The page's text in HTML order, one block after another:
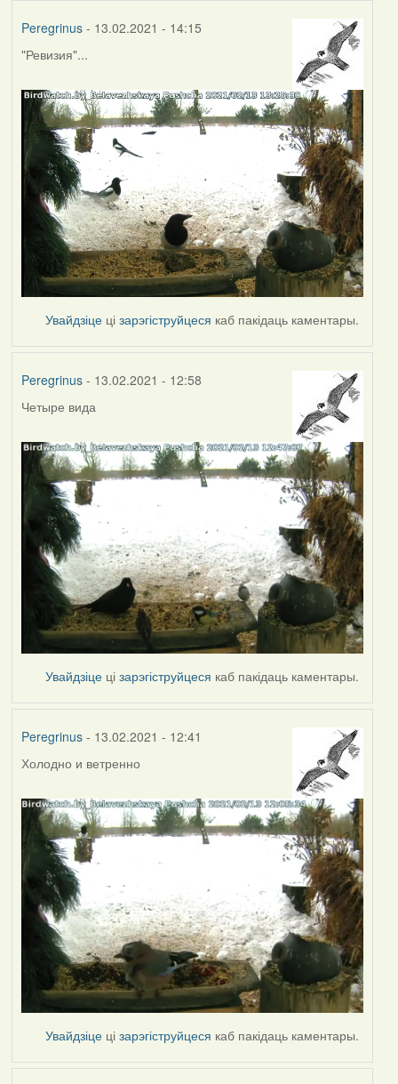
Peregrinus- 13.02.2021 - 14:15
"Ревизия"...
Увайдзіце цізарэгіструйцеся каб пакідаць каментары.
Peregrinus- 13.02.2021 - 12:58
Четыре вида
Увайдзіце цізарэгіструйцеся каб пакідаць каментары.
Peregrinus- 13.02.2021 - 12:41
Холодно и ветренно
Увайдзіце цізарэгіструйцеся каб пакідаць каментары.